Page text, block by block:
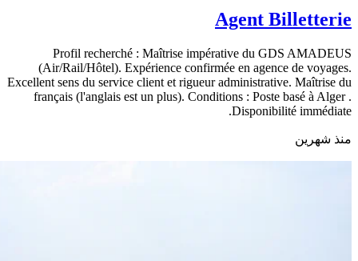
Agent Billetterie
Profil recherché : Maîtrise impérative du GDS AMADEUS
(Air/Rail/Hôtel). Expérience confirmée en agence de voyages.
Excellent sens du service client et rigueur administrative. Maîtrise du
français (l'anglais est un plus). Conditions : Poste basé à Alger .
Disponibilité immédiate.
منذ شهرين